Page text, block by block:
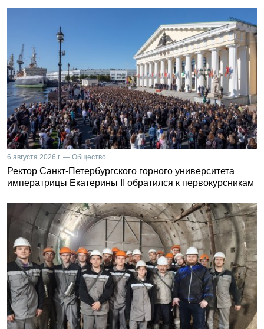
6 августа 2026 г. — Общество
Ректор Санкт-Петербургского горного университета
императрицы Екатерины II обратился к первокурсникам